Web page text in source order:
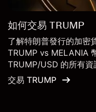
如何交易 TRUMP
了解特朗普發行的加密
TRUMP vs MELANIA
TRUMP/USD 的所有資
交易 TRUMP